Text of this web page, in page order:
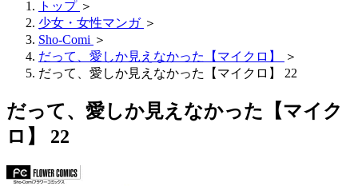
トップ ＞
少女・女性マンガ ＞
Sho-Comi ＞
だって、愛しか見えなかった【マイクロ】
＞
だって、愛しか見えなかった【マイクロ】 22
だって、愛しか見えなかった【マイク
ロ】 22